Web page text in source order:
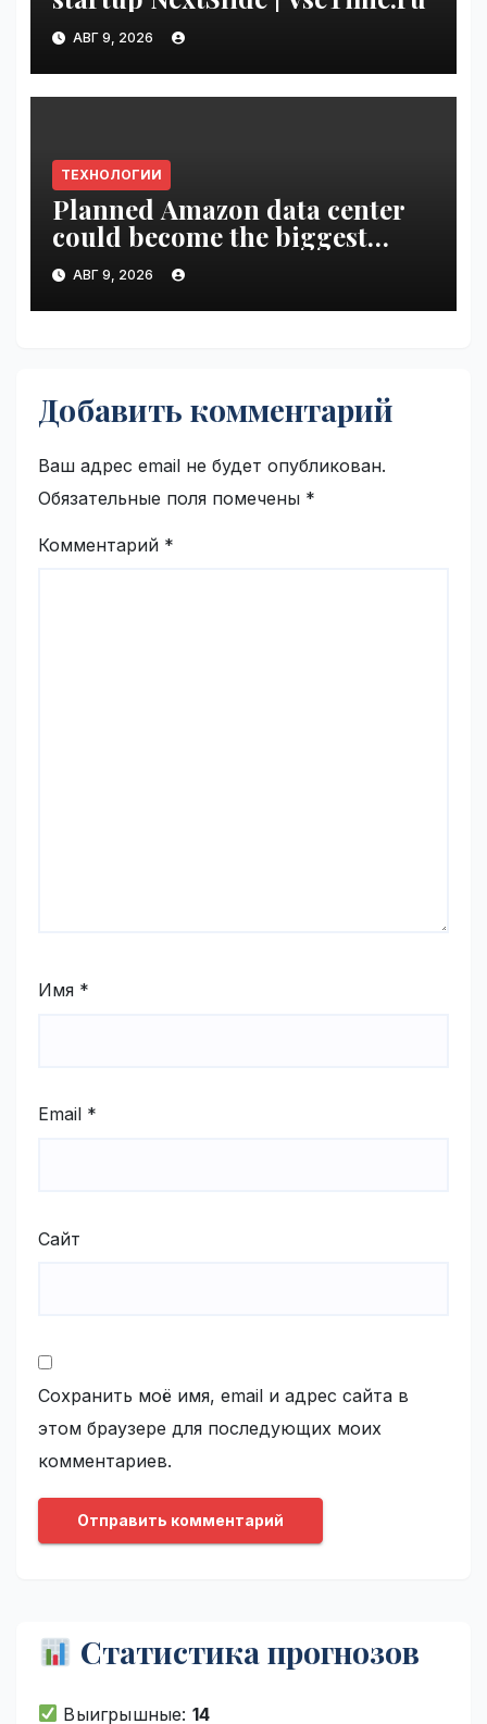
АВГ 9, 2026
ТЕХНОЛОГИИ
Planned Amazon data center
could become the biggest
climate polluter in the U.S. |
VseTime.ru
АВГ 9, 2026
Добавить комментарий
Ваш адрес email не будет опубликован.
Обязательные поля помечены *
Комментарий *
Имя *
Email *
Сайт
Сохранить моё имя, email и адрес сайта в
этом браузере для последующих моих
комментариев.
Статистика прогнозов
Выигрышные: 14